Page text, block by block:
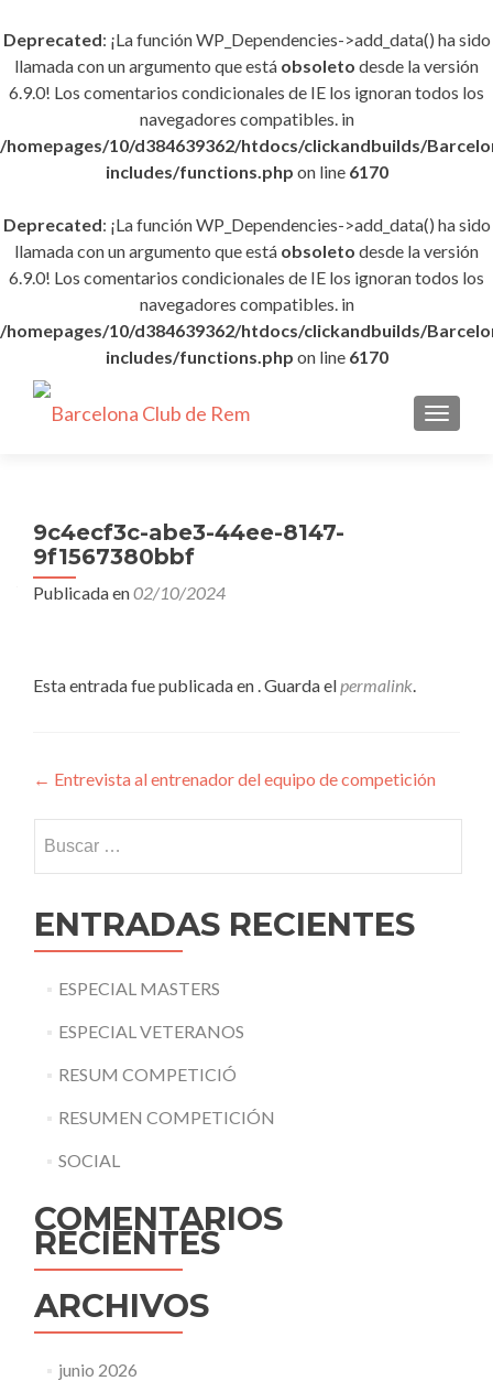
Deprecated: ¡La función WP_Dependencies->add_data() ha sido
llamada con un argumento que está obsoleto desde la versión
6.9.0! Los comentarios condicionales de IE los ignoran todos los
navegadores compatibles. in
/homepages/10/d384639362/htdocs/clickandbuilds/
includes/functions.php on line 6170
Deprecated: ¡La función WP_Dependencies->add_data() ha sido
llamada con un argumento que está obsoleto desde la versión
6.9.0! Los comentarios condicionales de IE los ignoran todos los
navegadores compatibles. in
/homepages/10/d384639362/htdocs/clickandbuilds/
includes/functions.php on line 6170
9c4ecf3c-abe3-44ee-8147-
9f1567380bbf
Publicada en02/10/2024
Esta entrada fue publicada en . Guarda elpermalink.
Navegación
de
entradas
← Entrevista al entrenador del equipo de competición
ENTRADAS RECIENTES
ESPECIAL MASTERS
ESPECIAL VETERANOS
RESUM COMPETICIÓ
RESUMEN COMPETICIÓN
SOCIAL
COMENTARIOS
RECIENTES
ARCHIVOS
junio 2026